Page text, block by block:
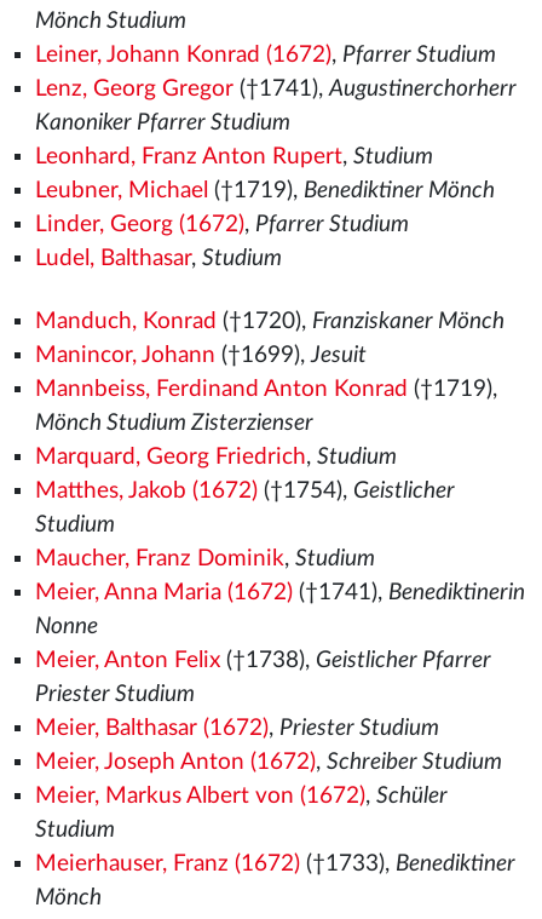
Mönch Studium
Leiner, Johann Konrad (1672), Pfarrer Studium
Lenz, Georg Gregor(†1741),Augustinerchorherr
Kanoniker Pfarrer Studium
Leonhard, Franz Anton Rupert, Studium
Leubner, Michael (†1719), Benediktiner Mönch
Linder, Georg (1672), Pfarrer Studium
Ludel, Balthasar, Studium
Manduch, Konrad (†1720), Franziskaner Mönch
Manincor, Johann (†1699),Jesuit
Mannbeiss, Ferdinand Anton Konrad (†1719),
Mönch Studium Zisterzienser
Marquard, Georg Friedrich, Studium
Matthes, Jakob (1672)(†1754), Geistlicher
Studium
Maucher, Franz Dominik, Studium
Meier, Anna Maria (1672)(†1741), Benediktinerin
Nonne
Meier, Anton Felix(†1738), Geistlicher Pfarrer
Priester Studium
Meier, Balthasar (1672), Priester Studium
Meier, Joseph Anton (1672), Schreiber Studium
Meier, Markus Albert von (1672), Schüler
Studium
Meierhauser, Franz (1672)(†1733), Benediktiner
Mönch